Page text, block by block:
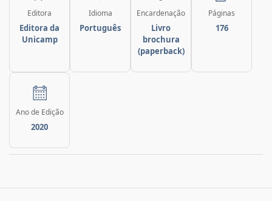
Editora
Editora da
Unicamp
Idioma
Português
Encardenação
Livro
brochura
(paperback)
Páginas
176
Ano de Edição
2020